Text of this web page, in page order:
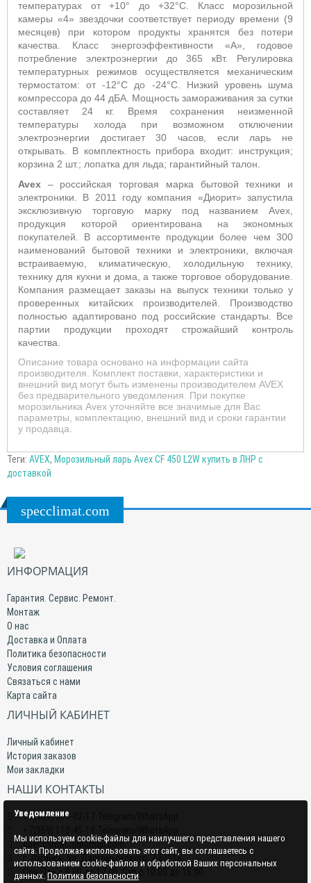
температурах от +10° до +32°С. Класс морозильной
камеры «4» звездочки соответствует периоду времени (9
месяцев) при котором продукты хранятся без потери
качества. Класс энергоэффективности «А», годовое
потребление электроэнергии до 365 кВт. Регулировка
температурных режимов осуществляется механическим
термостатом: от -12°С до -24°С. Низкий уровень шума
компрессора до 44 дБА. Мощность замораживания за сутки
составляет 24 кг. Время сохранения неизменной
температуры холода при возможном отключении
электроэнергии достигает 30 часов, если ларь не
открывать. В комплектность прибора входит: инструкция;
корзина 2 шт.; лопатка для льда; гарантийный талон.
Avex – российская торговая марка бытовой техники и
электроники. В 2011 году компания «Диорит» запустила
эксклюзивную торговую марку под названием Avex,
продукция которой ориентирована на экономных
покупателей. В ассортименте продукции более чем 300
наименований бытовой техники и электроники, включая
встраиваемую, климатическую, холодильную технику,
технику для кухни и дома, а также торговое оборудование.
Компания размещает заказы на выпуск техники только у
проверенных китайских производителей. Производство
полностью адаптировано под российские стандарты. Все
партии продукции проходят строжайший контроль
качества.
Описание товара основано на информации сайта
производителя. Комплект поставки, характеристики и
внешний вид могут быть изменены производителем AVEX
без предварительного уведомления. При покупке
морозильника Avex уточняйте все значимые для Вас
параметры, комплектацию, внешний вид и сроки гарантии
у продавца.
Теги: AVEX, Морозильный ларь Avex CF 450 L2W купить в ЛНР с
доставкой
specclimat.com
ИНФОРМАЦИЯ
Гарантия. Сервис. Ремонт.
Монтаж
О нас
Доставка и Оплата
Политика безопасности
Условия соглашения
Связаться с нами
Карта сайта
ЛИЧНЫЙ КАБИНЕТ
Личный кабинет
История заказов
Мои закладки
НАШИ КОНТАКТЫ
+7(959) 509-02-17 Telegram/WhatsApp
specclimat.lg@gmail.com
г. Луганск, ул. Даргомыжского, 2-Е/216
Пон-Птн с 9:00 до 17:00; Суб с 10:00 до 15:00
Уведомление
Мы используем cookie-файлы для наилучшего представления нашего
сайта. Продолжая использовать этот сайт, вы соглашаетесь с
использованием cookie-файлов и обработкой Ваших персональных
данных. Политика безопасности